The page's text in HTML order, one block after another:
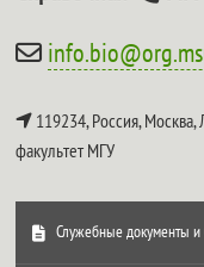
119234, Россия, Москва,
факультет МГУ
Служебные документы и